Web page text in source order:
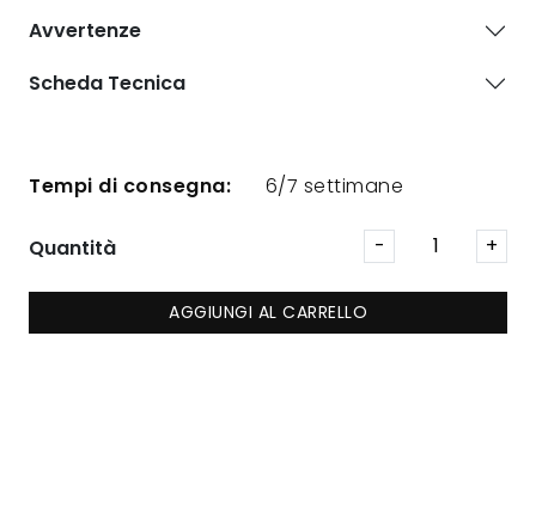
Avvertenze
Scheda Tecnica
Tempi di consegna: 6/7 settimane
Quantità
AGGIUNGI AL CARRELLO